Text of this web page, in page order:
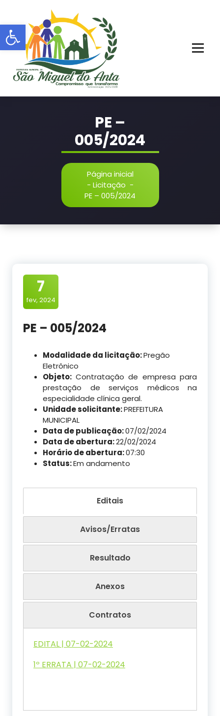
Barra de Ferramentas Aberta
o
conteúdo
PE –
005/2024
Página inicial
- Licitação -
PE – 005/2024
7
fev, 2024
PE – 005/2024
Modalidade da licitação:Pregão
Eletrônico
Objeto: Contratação de empresa para
prestação de serviços médicos na
especialidade clínica geral.
Unidade solicitante:PREFEITURA
MUNICIPAL
Data de publicação:07/02/2024
Data de abertura:22/02/2024
Horário de abertura:07:30
Status:Em andamento
Editais
Avisos/Erratas
Resultado
Anexos
Contratos
EDITAL | 07-02-2024
1º ERRATA | 07-02-2024